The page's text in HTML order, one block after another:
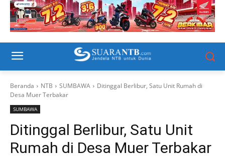
Beranda NTB SUMBAWA
Ditinggal Berlibur, Satu Unit Rumah di
Desa Muer Terbakar
SUMBAWA
Ditinggal Berlibur, Satu Unit
Rumah di Desa Muer Terbakar